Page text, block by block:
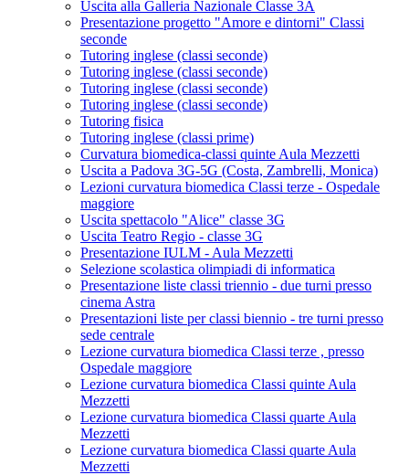
Uscita alla Galleria Nazionale Classe 3A
Presentazione progetto "Amore e dintorni" Classi
seconde
Tutoring inglese (classi seconde)
Tutoring inglese (classi seconde)
Tutoring inglese (classi seconde)
Tutoring inglese (classi seconde)
Tutoring fisica
Tutoring inglese (classi prime)
Curvatura biomedica-classi quinte Aula Mezzetti
Uscita a Padova 3G-5G (Costa, Zambrelli, Monica)
Lezioni curvatura biomedica Classi terze - Ospedale
maggiore
Uscita spettacolo "Alice" classe 3G
Uscita Teatro Regio - classe 3G
Presentazione IULM - Aula Mezzetti
Selezione scolastica olimpiadi di informatica
Presentazione liste classi triennio - due turni presso
cinema Astra
Presentazioni liste per classi biennio - tre turni presso
sede centrale
Lezione curvatura biomedica Classi terze , presso
Ospedale maggiore
Lezione curvatura biomedica Classi quinte Aula
Mezzetti
Lezione curvatura biomedica Classi quarte Aula
Mezzetti
Lezione curvatura biomedica Classi quarte Aula
Mezzetti